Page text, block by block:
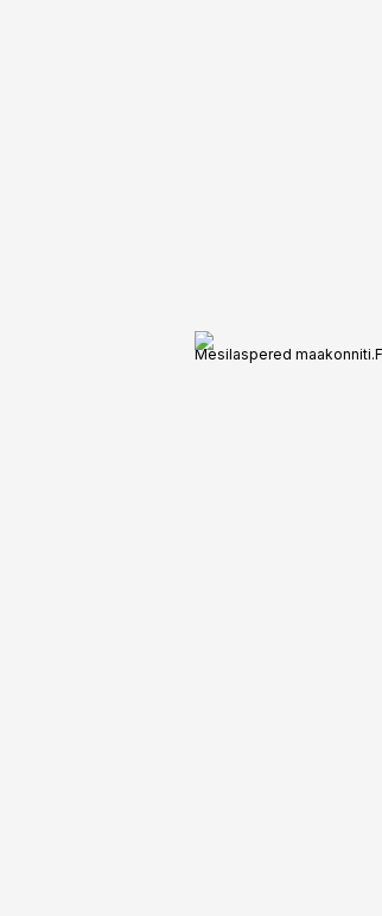
Mesilaspered maakonniti.